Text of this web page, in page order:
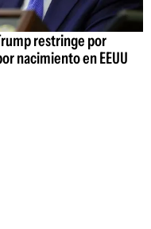
restringe por
nacimiento en EEUU